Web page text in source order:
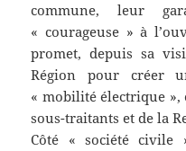
commune, leur
« courageuse » à
promet, depuis sa
Région pour créer
« mobilité électrique »,
sous-traitants et de la
Côté « société civile